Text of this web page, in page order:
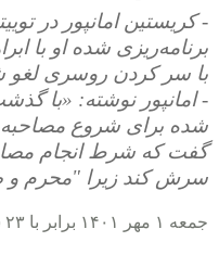
- کریستین امانپور در
برنامه‌‌ریزى شده او با
با سر کردن روسری
شدە برای شروع
گفت کە شرط انجام
سرش کند زیرا "محرم
جمعه ۱ مهر ۱۴۰۱ برابر با ۲۳ سپتامبر ۲۰۲۲